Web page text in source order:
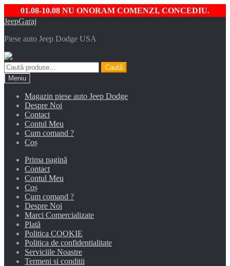
01.08-10.08 NU ONORAM COMENZI, CONCEDIU.
Sari
navigare
Sari
conținut
JeepGaraj
Piese auto Jeep Dodge USA
Caută
după:
Caută
Meniu
Magazin piese auto Jeep Dodge
Despre Noi
Contact
Contul Meu
Cum comand ?
Coș
Prima pagină
Contact
Contul Meu
Coș
Cum comand ?
Despre Noi
Marci Comercializate
Plată
Politica COOKIE
Politica de confidentialitate
Serviciile Noastre
Termeni si conditii